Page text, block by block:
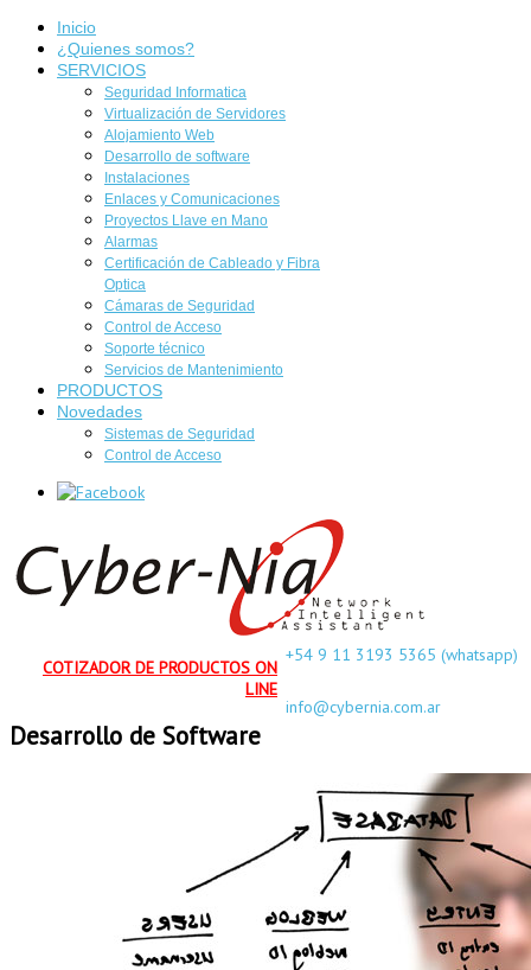
Inicio
¿Quienes somos?
SERVICIOS
Seguridad Informatica
Virtualización de Servidores
Alojamiento Web
Desarrollo de software
Instalaciones
Enlaces y Comunicaciones
Proyectos Llave en Mano
Alarmas
Certificación de Cableado y Fibra
Optica
Cámaras de Seguridad
Control de Acceso
Soporte técnico
Servicios de Mantenimiento
PRODUCTOS
Novedades
Sistemas de Seguridad
Control de Acceso
+54 9 11 3193 5365 (whatsapp)
info@cybernia.com.ar
COTIZADOR DE PRODUCTOS ON
LINE
Desarrollo de Software